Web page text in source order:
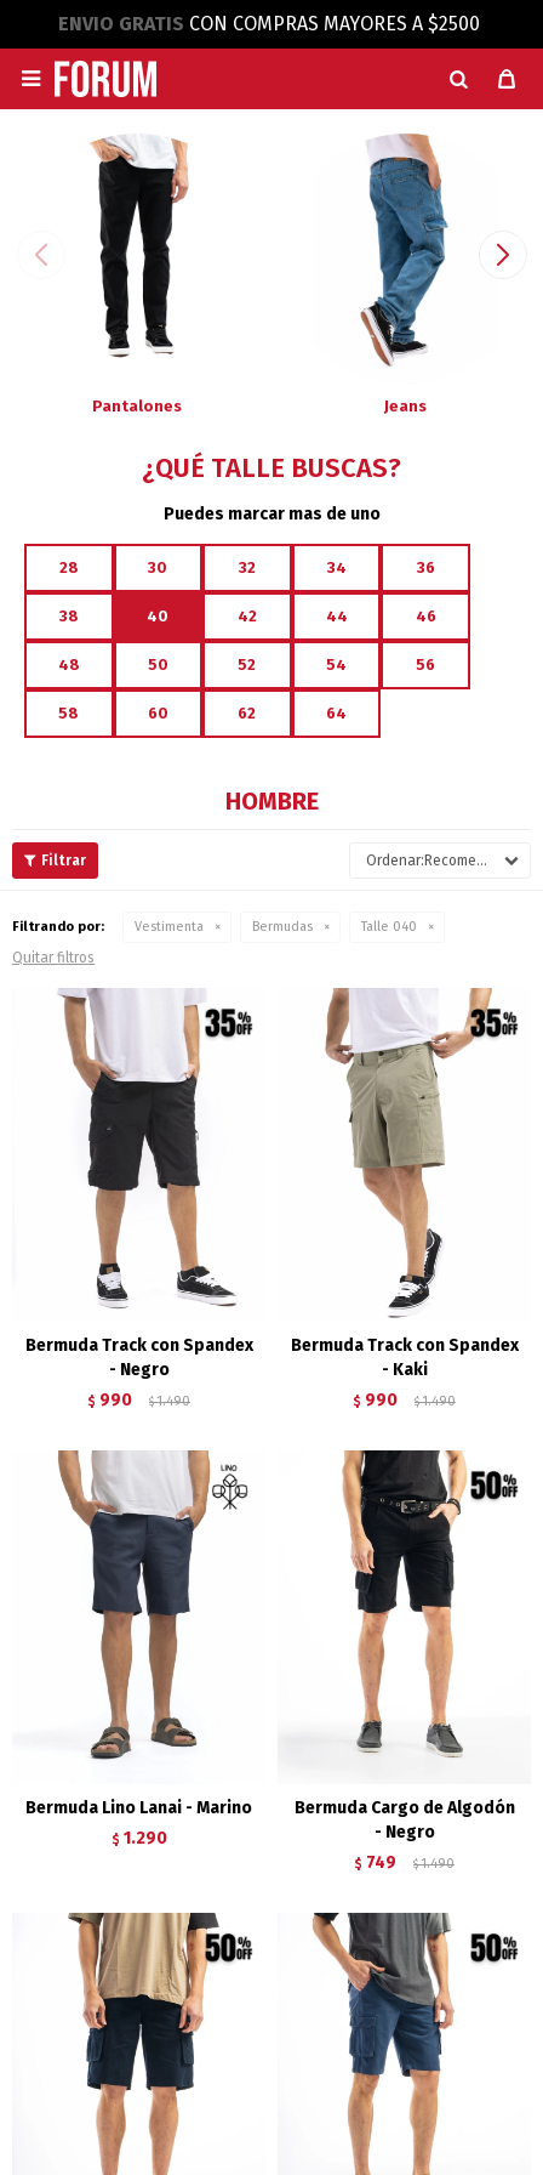
ENVIO GRATIS CON COMPRAS MAYORES A $2500

Pantalones Jeans
¿QUÉ TALLE BUSCAS?
Puedes marcar mas de uno
28 30 32 34 36
38 40 42 44 46
48 50 52 54 56
58 60 62 64
HOMBRE
Recomendados
Filtrando por: Vestimenta Bermudas Talle 040
Quitar filtros
Bermuda Track con Spandex
- Negro
$ 990 $ 1.490
Bermuda Track con Spandex
- Kaki
$ 990 $ 1.490
Bermuda Lino Lanai - Marino
$ 1.290
Bermuda Cargo de Algodón
- Negro
$ 749 $ 1.490